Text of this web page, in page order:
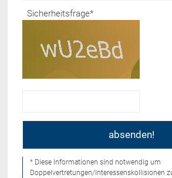
Sicherheitsfrage*
* Diese Informationen sind notwendig um
Doppelvertretungen/Interessenskollisionen